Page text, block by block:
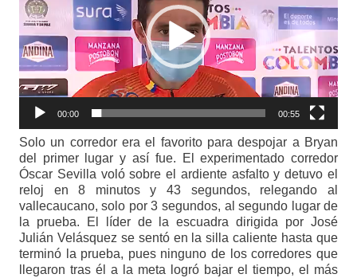
00:00 00:55
Solo un corredor era el favorito para despojar a Bryan
del primer lugar y así fue. El experimentado corredor
Óscar Sevilla voló sobre el ardiente asfalto y detuvo el
reloj en 8 minutos y 43 segundos, relegando al
vallecaucano, solo por 3 segundos, al segundo lugar de
la prueba. El líder de la escuadra dirigida por José
Julián Velásquez se sentó en la silla caliente hasta que
terminó la prueba, pues ninguno de los corredores que
llegaron tras él a la meta logró bajar el tiempo, el más